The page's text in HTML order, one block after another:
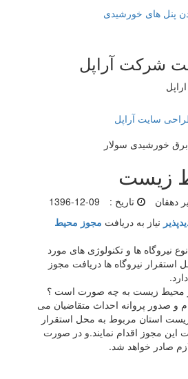
پنل های خورشیدی
شرکت آراپل
سایت آراپل
زیست
دهقان تاریخ :
1396-12-09
نیاز به دریافت مجوز محیط
نیروگاه ها و تکنولوژی های مورد
استقرار نیروگاه ها دریافت مجوز
محیط زیست به چه صورت است ؟
و صدور پروانه احداث متقاضیان می
استان مربوط به محل استقرار
این مجوز اقدام نمایند.و در صورت
صادر خواهد شد.